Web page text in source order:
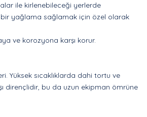
ile kirlenebileceği yerlerde
bir yağlama sağlamak için özel olarak
ve korozyona karşı korur.
Yüksek sıcaklıklarda dahi tortu ve
dirençlidir, bu da uzun ekipman ömrüne